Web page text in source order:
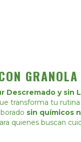
GRANOLA
Descremado y sin
transforma tu
sin químicos
quienes buscan